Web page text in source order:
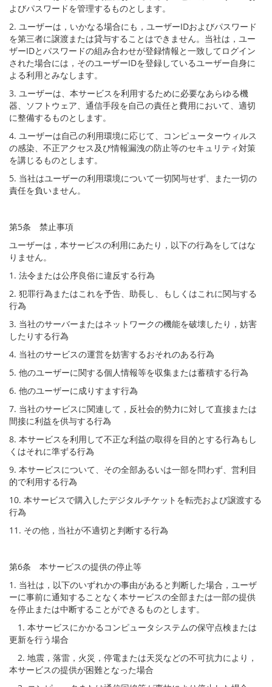
よびパスワードを管理するものとします。
2. ユーザーは，いかなる場合にも，ユーザーIDおよびパスワード
を第三者に譲渡または貸与することはできません。当社は，ユー
ザーIDとパスワードの組み合わせが登録情報と一致してログイン
された場合には，そのユーザーIDを登録しているユーザー自身に
よる利用とみなします。
3. ユーザーは、本サービスを利用するために必要なあらゆる機
器、ソフトウェア、通信手段を自己の責任と費用において、適切
に整備するものとします。
4. ユーザーは自己の利用環境に応じて、コンピューターウィルス
の感染、不正アクセス及び情報漏洩の防止等のセキュリティ対策
を講じるものとします。
5. 当社はユーザーの利用環境について一切関与せず、また一切の
責任を負いません。
第5条 禁止事項
ユーザーは，本サービスの利用にあたり，以下の行為をしてはな
りません。
1. 法令または公序良俗に違反する行為
2. 犯罪行為またはこれを予告、助長し、もしくはこれに関与する
行為
3. 当社のサーバーまたはネットワークの機能を破壊したり，妨害
したりする行為
4. 当社のサービスの運営を妨害するおそれのある行為
5. 他のユーザーに関する個人情報等を収集または蓄積する行為
6. 他のユーザーに成りすます行為
7. 当社のサービスに関連して，反社会的勢力に対して直接または
間接に利益を供与する行為
8. 本サービスを利用して不正な利益の取得を目的とする行為もし
くはそれに準ずる行為
9. 本サービスについて、その全部あるいは一部を問わず、営利目
的で利用する行為
10. 本サービスで購入したデジタルチケットを転売および譲渡する
行為
11. その他，当社が不適切と判断する行為
第6条 本サービスの提供の停止等
1. 当社は，以下のいずれかの事由があると判断した場合，ユーザ
ーに事前に通知することなく本サービスの全部または一部の提供
を停止または中断することができるものとします。
1. 本サービスにかかるコンピュータシステムの保守点検または
更新を行う場合
2. 地震，落雷，火災，停電または天災などの不可抗力により，
本サービスの提供が困難となった場合